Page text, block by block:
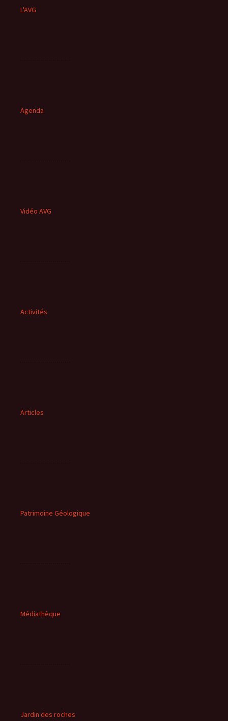
L'AVG
Agenda
Vidéo AVG
Activités
Articles
Patrimoine Géologique
Médiathèque
Jardin des roches